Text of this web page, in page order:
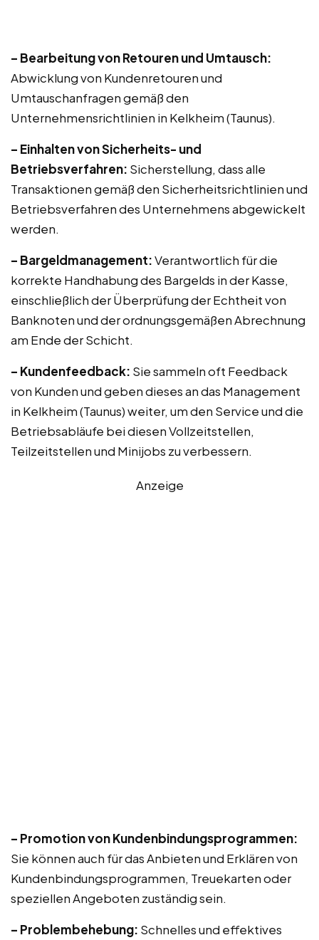
– Bearbeitung von Retouren und Umtausch:
Abwicklung von Kundenretouren und
Umtauschanfragen gemäß den
Unternehmensrichtlinien in Kelkheim (Taunus).
– Einhalten von Sicherheits- und
Betriebsverfahren: Sicherstellung, dass alle
Transaktionen gemäß den Sicherheitsrichtlinien und
Betriebsverfahren des Unternehmens abgewickelt
werden.
– Bargeldmanagement:Verantwortlich für die
korrekte Handhabung des Bargelds in der Kasse,
einschließlich der Überprüfung der Echtheit von
Banknoten und der ordnungsgemäßen Abrechnung
am Ende der Schicht.
– Kundenfeedback: Sie sammeln oft Feedback
von Kunden und geben dieses an das Management
in Kelkheim (Taunus) weiter, um den Service und die
Betriebsabläufe bei diesen Vollzeitstellen,
Teilzeitstellen und Minijobs zu verbessern.
Anzeige
– Promotion von Kundenbindungsprogrammen:
Sie können auch für das Anbieten und Erklären von
Kundenbindungsprogrammen, Treuekarten oder
speziellen Angeboten zuständig sein.
– Problembehebung: Schnelles und effektives